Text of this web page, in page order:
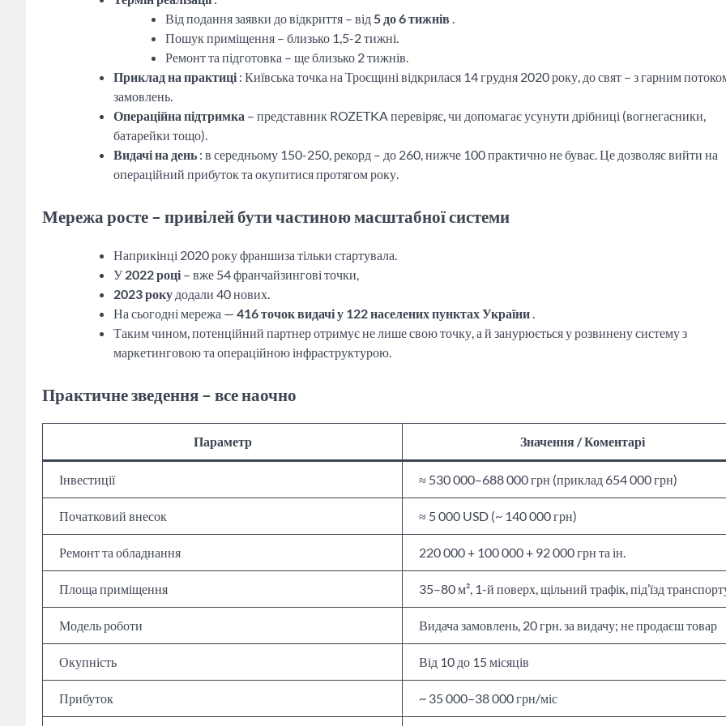
Від подання заявки до відкриття – від 5 до 6 тижнів
Пошук приміщення – близько 1,5-2 тижні.
Ремонт та підготовка – ще близько 2 тижнів.
Приклад на практиці : Київська точка на Троєщині відкрилася 14 грудня 2020 року, до свят – з гарним
замовлень.
Операційна підтримка – представник ROZETKA перевіряє, чи допомагає усунути дрібниці (вогнегасники,
батарейки тощо).
Видачі на день : в середньому 150-250, рекорд – до 260, нижче 100 практично не буває. Це дозволяє вийти на
операційний прибуток та окупитися протягом року.
Мережа росте – привілей бути частиною масштабної системи
Наприкінці 2020 року франшиза тільки стартувала.
У2022 році – вже 54 франчайзингові точки,
2023 року додали 40 нових.
На сьогодні мережа — 416 точок видачі у 122 населених пунктах України
Таким чином, потенційний партнер отримує не лише свою точку, а й занурюється у розвинену систему з
маркетинговою та операційною інфраструктурою.
Практичне зведення – все наочно
Параметр Значення / Коментарі
Інвестиції ≈ 530 000–688 000 грн (приклад 654 000 грн)
Початковий внесок ≈ 5 000 USD (~ 140 000 грн)
Ремонт та обладнання 220 000 + 100 000 + 92 000 грн та ін.
Площа приміщення 35–80 м², 1-й поверх, щільний трафік, під’їзд
Модель роботи Видача замовлень, 20 грн. за видачу; не продаєш товар
Окупність Від 10 до 15 місяців
Прибуток ~ 35 000–38 000 грн/міс